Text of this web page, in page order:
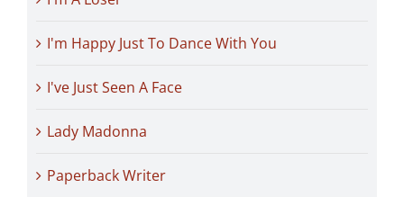
I'm Happy Just To Dance With You
I've Just Seen A Face
Lady Madonna
Paperback Writer